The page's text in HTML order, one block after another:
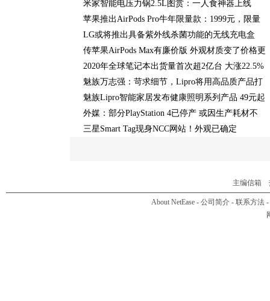
米家智能电压力锅2.5L图赏：一人食神器上线
苹果推出AirPods Pro牛年限量款：1999元，限量
LG或将推出具备紫外线杀菌功能的无线充电盒
传苹果AirPods Max有廉价版 外观材质变了价格更
2020年全球笔记本出货量首次超2亿台 大涨22.5%
魅族万志强：苛求细节，Lipro将用高品质产品打
魅族Lipro智能家居发布健康照明系列产品 49元起
外媒：部分PlayStation 4已停产 或因生产耗材不
三星Smart Tag现身NCC网站！外观已确定
主编信箱
About NetEase - 公司简介 - 联系方法 -